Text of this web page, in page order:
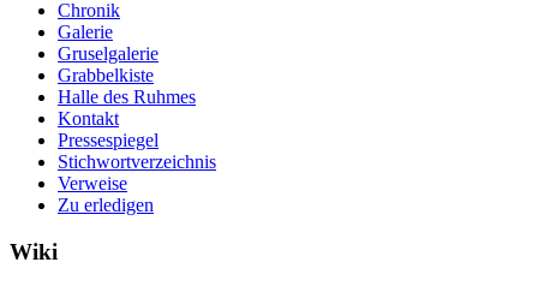
Chronik
Galerie
Gruselgalerie
Grabbelkiste
Halle des Ruhmes
Kontakt
Pressespiegel
Stichwortverzeichnis
Verweise
Zu erledigen
Wiki